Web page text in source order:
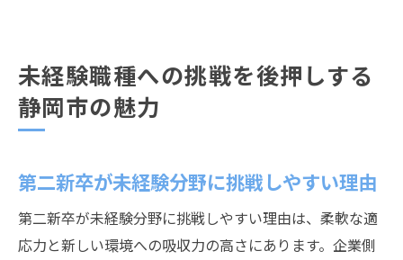
未経験職種への挑戦を後押しする
静岡市の魅力
第二新卒が未経験分野に挑戦しやすい理由
第二新卒が未経験分野に挑戦しやすい理由は、柔軟な適
応力と新しい環境への吸収力の高さにあります。企業側